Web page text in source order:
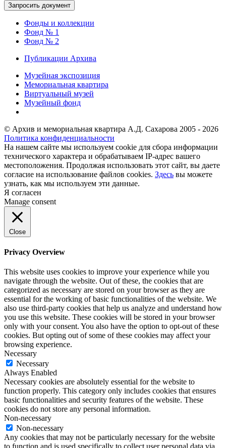
Фонды и коллекции
Фонд № 1
Фонд № 2
Публикации Архива
Музейная экспозиция
Мемориальная квартира
Виртуальный музей
Музейный фонд
© Архив и мемориальная квартира А.Д. Сахарова 2005 - 2026
Политика конфиденциальности
На нашем сайте мы используем cookie для сбора информации
технического характера и обрабатываем IP-адрес вашего
местоположения. Продолжая использовать этот сайт, вы даете
согласие на использование файлов cookies. Здесь вы можете
узнать, как мы используем эти данные.
Я согласен
Manage consent
Close
Privacy Overview
This website uses cookies to improve your experience while you
navigate through the website. Out of these, the cookies that are
categorized as necessary are stored on your browser as they are
essential for the working of basic functionalities of the website. We
also use third-party cookies that help us analyze and understand how
you use this website. These cookies will be stored in your browser
only with your consent. You also have the option to opt-out of these
cookies. But opting out of some of these cookies may affect your
browsing experience.
Necessary
Necessary
Always Enabled
Necessary cookies are absolutely essential for the website to
function properly. This category only includes cookies that ensures
basic functionalities and security features of the website. These
cookies do not store any personal information.
Non-necessary
Non-necessary
Any cookies that may not be particularly necessary for the website